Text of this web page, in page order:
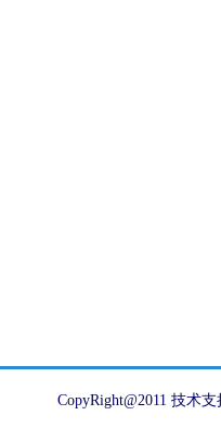
CopyRight@2011 技术